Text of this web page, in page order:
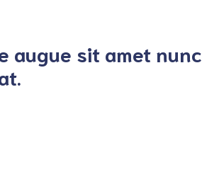
augue sit amet nunc